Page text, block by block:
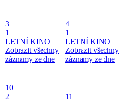
3
1
LETNÍ KINO
Zobrazit všechny
záznamy ze dne
4
1
LETNÍ KINO
Zobrazit všechny
záznamy ze dne
10
2
11